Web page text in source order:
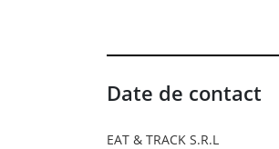
Date de contact
EAT & TRACK S.R.L